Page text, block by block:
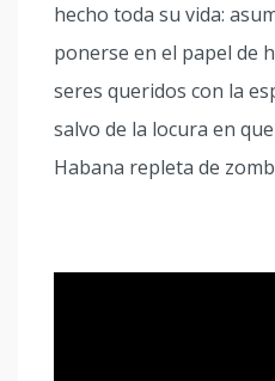
hecho toda su vida:
ponerse en el papel de
seres queridos con la
salvo de la locura en
Habana repleta de